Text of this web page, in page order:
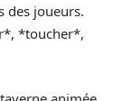
des joueurs.
*toucher*,